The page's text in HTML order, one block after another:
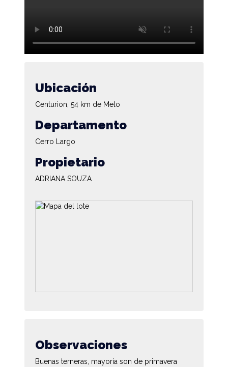
Ubicación
Centurion, 54 km de Melo
Departamento
Cerro Largo
Propietario
ADRIANA SOUZA
Observaciones
Buenas terneras, mayoría son de primavera